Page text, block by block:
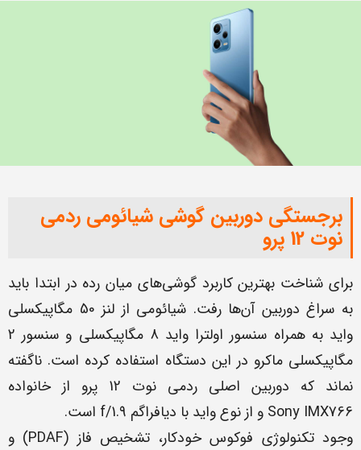
برجستگی دوربین گوشی شیائومی ردمی
نوت 12 پرو
برای شناخت بهترین کاربرد گوشی‌های میان رده در ابتدا باید
به سراغ دوربین آن‌ها رفت. شیائومی از لنز 50 مگاپیکسلی
واید به همراه سنسور اولترا واید 8 مگاپیکسلی و سنسور 2
مگاپیکسلی ماکرو در این دستگاه استفاده کرده است. ناگفته
نماند که دوربین اصلی ردمی نوت 12 پرو از خانواده
Sony IMX766 و از نوع واید با دیافراگم f/1.9 است.
وجود تکنولوژی فوکوس خودکار، تشخیص فاز (PDAF) و